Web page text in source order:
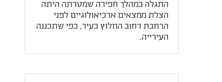
התגלה במהלך חפירה שמטרתה היתה
הצלת ממצאים ארכיאולוגיים לפני
הרחבת רחוב החלוץ בעיר, כפי שתכננה
העירייה.